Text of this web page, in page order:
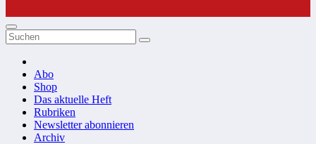
Abo
Shop
Das aktuelle Heft
Rubriken
Newsletter abonnieren
Archiv